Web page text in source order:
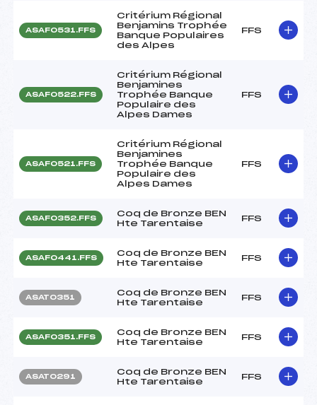
ASAF0531.FFS
Critérium Régional
Benjamins Trophée
Banque Populaires
des Alpes
FFS
ASAF0522.FFS
Critérium Régional
Benjamines
Trophée Banque
Populaire des
Alpes Dames
FFS
ASAF0521.FFS
Critérium Régional
Benjamines
Trophée Banque
Populaire des
Alpes Dames
FFS
ASAF0352.FFS
Coq de Bronze BEN
Hte Tarentaise
FFS
ASAF0441.FFS
Coq de Bronze BEN
Hte Tarentaise
FFS
ASAT0351
Coq de Bronze BEN
Hte Tarentaise
FFS
ASAF0351.FFS
Coq de Bronze BEN
Hte Tarentaise
FFS
ASAT0291
Coq de Bronze BEN
Hte Tarentaise
FFS